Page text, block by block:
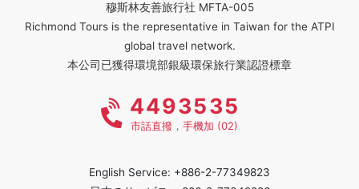
穆斯林友善旅行社 MFTA-005
Richmond Tours is the representative in Taiwan for the ATPI
global travel network.
本公司已獲得環境部銀級環保旅行業認證標章
4493535
市話直撥，手機加 (02)
English Service: +886-2-77349823